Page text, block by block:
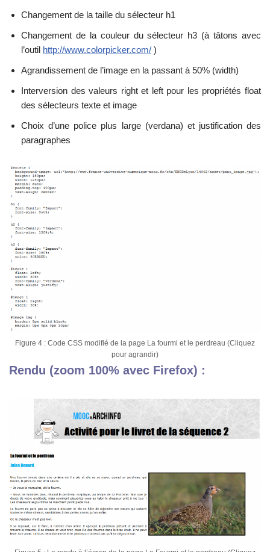
Changement de la taille du sélecteur h1
Changement de la couleur du sélecteur h3 (à tâtons avec
l’outil http://www.colorpicker.com/ )
Agrandissement de l’image en la passant à 50% (width)
Interversion des valeurs right et left pour les propriétés float
des sélecteurs texte et image
Choix d’une police plus large (verdana) et justification des
paragraphes
Figure 4 : Code CSS modifié de la page La fourmi et le perdreau (Cliquez
pour agrandir)
Rendu (zoom 100% avec Firefox) :